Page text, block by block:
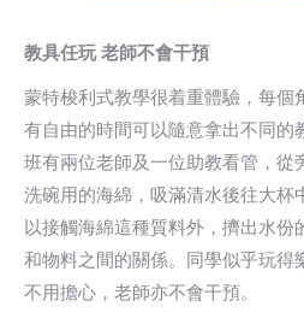
教具任玩 老師不會干預
蒙特梭利式教學很着重體驗，每個
有自由的時間可以隨意拿出不同的
班有兩位老師及一位助教看管，從
洗碗用的海綿，吸滿清水後往大杯
以接觸海綿這種質料外，擠出水份
和物料之間的關係。同學似乎玩得
不用擔心，老師亦不會干預。